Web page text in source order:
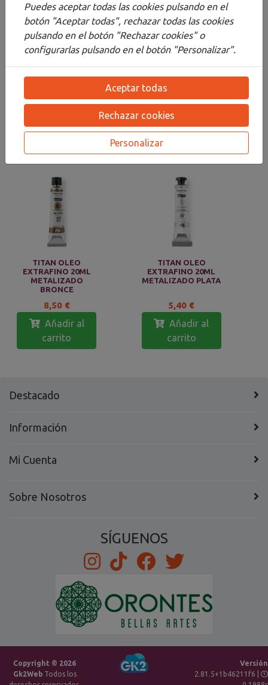
Detalles
Adjuntos
Opiniones
¡Este producto no tiene descripción!
RELACIONADOS
TITAN OLEO
EXTRAFINO 20ML
METALIZADO
BRONCE
8,50 €
Añadir al
carrito
TITAN OLEO
EXTRAFINO 20ML
METALIZADO PLATA
5,40 €
Añadir al
carrito
Destacado
Información
Mi Cuenta
Sobre Nosotros
SÍGUENOS
Copyright © 2026
Gk2WebTodos los
Versión
2.81.5+1b46211f6 |
Puedes aceptar todas las cookies pulsando en el
botón "Aceptar todas", rechazar todas las cookies
pulsando en el botón "Rechazar cookies" o
configurarlas pulsando en el botón "Personalizar".
Aceptar todas
Rechazar cookies
Personalizar